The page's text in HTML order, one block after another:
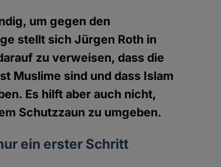
um gegen den
stellt sich Jürgen Roth in
zu verweisen, dass die
Muslime sind und dass Islam
Es hilft aber auch nicht,
Schutzzaun zu umgeben.
ein erster Schritt